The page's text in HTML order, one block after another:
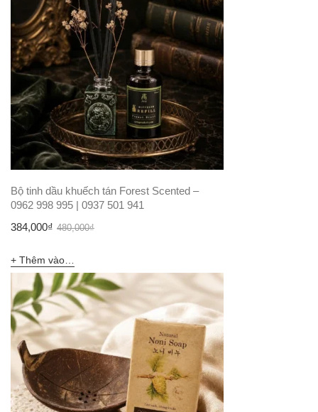
Bộ tinh dầu khuếch tán Forest Scented –
0962 998 995 | 0937 501 941
480,000₫Giá
480,000₫.
384,000₫
Giá
là:
384,000₫.
Thêm vào giỏ hàng